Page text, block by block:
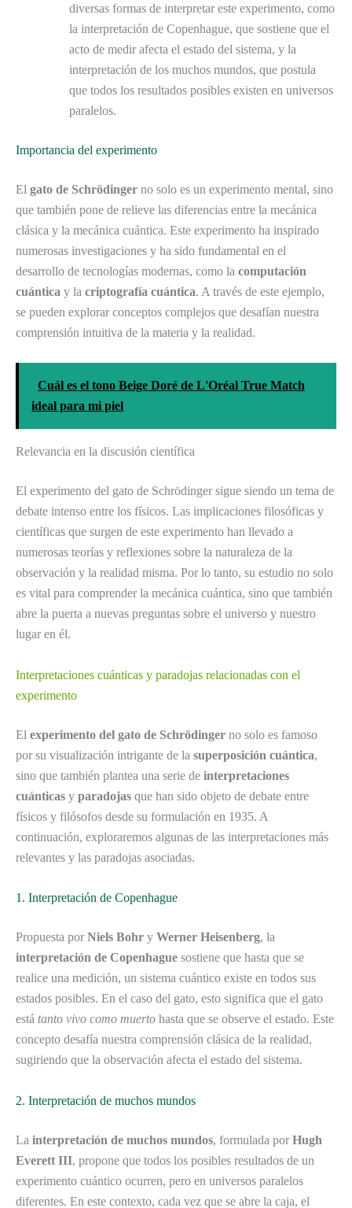
diversas formas de interpretar este experimento, como
la interpretación de Copenhague, que sostiene que el
acto de medir afecta el estado del sistema, y la
interpretación de los muchos mundos, que postula
que todos los resultados posibles existen en universos
paralelos.
Importancia del experimento
El gato de Schrödinger no solo es un experimento mental, sino
que también pone de relieve las diferencias entre la mecánica
clásica y la mecánica cuántica. Este experimento ha inspirado
numerosas investigaciones y ha sido fundamental en el
desarrollo de tecnologías modernas, como la computación
cuántica y la criptografía cuántica. A través de este ejemplo,
se pueden explorar conceptos complejos que desafían nuestra
comprensión intuitiva de la materia y la realidad.
Cuál es el tono Beige Doré de L'Oréal True Match
ideal para mi piel
Relevancia en la discusión científica
El experimento del gato de Schrödinger sigue siendo un tema de
debate intenso entre los físicos. Las implicaciones filosóficas y
científicas que surgen de este experimento han llevado a
numerosas teorías y reflexiones sobre la naturaleza de la
observación y la realidad misma. Por lo tanto, su estudio no solo
es vital para comprender la mecánica cuántica, sino que también
abre la puerta a nuevas preguntas sobre el universo y nuestro
lugar en él.
Interpretaciones cuánticas y paradojas relacionadas con el
experimento
El experimento del gato de Schrödinger no solo es famoso
por su visualización intrigante de la superposición cuántica,
sino que también plantea una serie de interpretaciones
cuánticas y paradojas que han sido objeto de debate entre
físicos y filósofos desde su formulación en 1935. A
continuación, exploraremos algunas de las interpretaciones más
relevantes y las paradojas asociadas.
1. Interpretación de Copenhague
Propuesta por Niels Bohr y Werner Heisenberg, la
interpretación de Copenhague sostiene que hasta que se
realice una medición, un sistema cuántico existe en todos sus
estados posibles. En el caso del gato, esto significa que el gato
está tanto vivo como muerto hasta que se observe el estado. Este
concepto desafía nuestra comprensión clásica de la realidad,
sugiriendo que la observación afecta el estado del sistema.
2. Interpretación de muchos mundos
La interpretación de muchos mundos, formulada por Hugh
Everett III, propone que todos los posibles resultados de un
experimento cuántico ocurren, pero en universos paralelos
diferentes. En este contexto, cada vez que se abre la caja, el